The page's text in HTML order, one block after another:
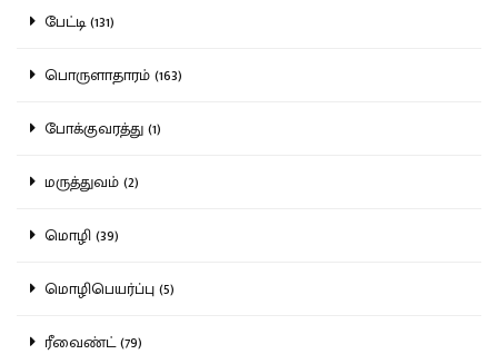
பேட்டி (131)
பொருளாதாரம் (163)
போக்குவரத்து (1)
மருத்துவம் (2)
மொழி (39)
மொழிபெயர்ப்பு (5)
ரீவைண்ட் (79)